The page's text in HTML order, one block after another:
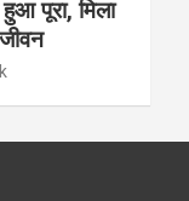
पूरा, मिला